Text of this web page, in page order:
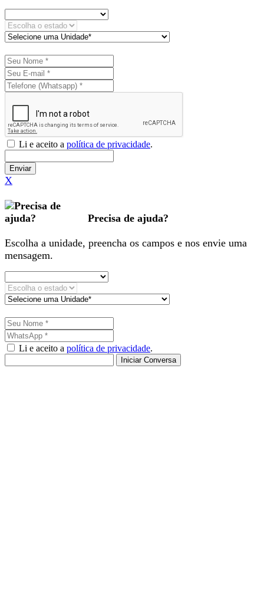
Li e aceito a política de privacidade.
Enviar
X
Precisa de ajuda?
Escolha a unidade, preencha os campos e nos envie uma
mensagem.
Li e aceito a política de privacidade.
Iniciar Conversa